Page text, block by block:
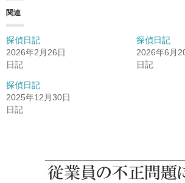
関連
探偵日記
2026年2月26日
日記
探偵日記
2026年6月
日記
探偵日記
2025年12月30日
日記